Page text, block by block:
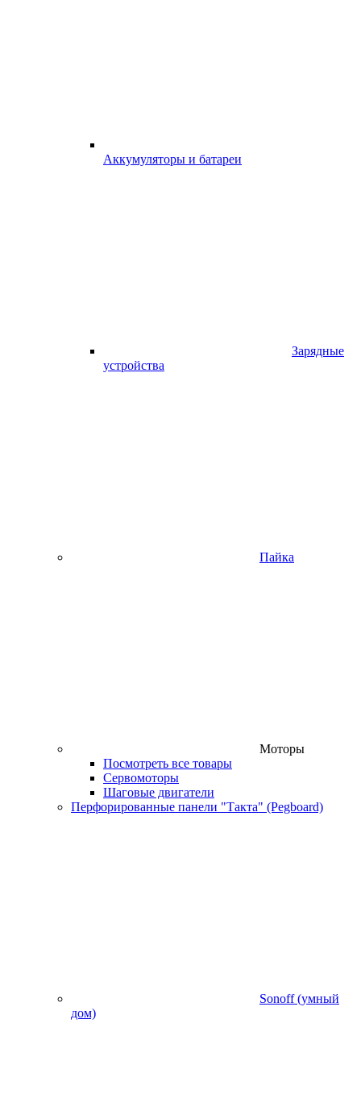
Аккумуляторы и батареи
Зарядные
устройства
Пайка
Моторы
Посмотреть все товары
Сервомоторы
Шаговые двигатели
Перфорированные панели "Такта" (Pegboard)
Sonoff (умный
дом)